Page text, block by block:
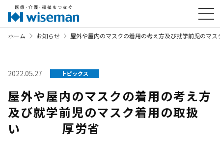
ホーム お知らせ 屋外や屋内のマスクの着用の考え方及び就学前児
2022.05.27 トピックス
屋外や屋内のマスクの着用の考え方
及び就学前児のマスク着用の取扱
い 厚労省